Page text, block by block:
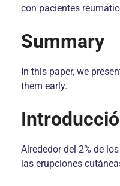
con pacientes
Summary
In this paper, we
them early.
Alrededor del 2% de
las erupciones